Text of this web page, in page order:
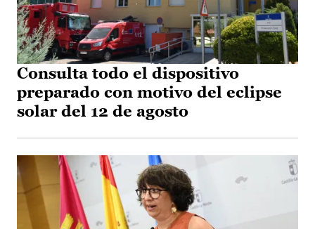
Consulta todo el dispositivo
preparado con motivo del eclipse
solar del 12 de agosto